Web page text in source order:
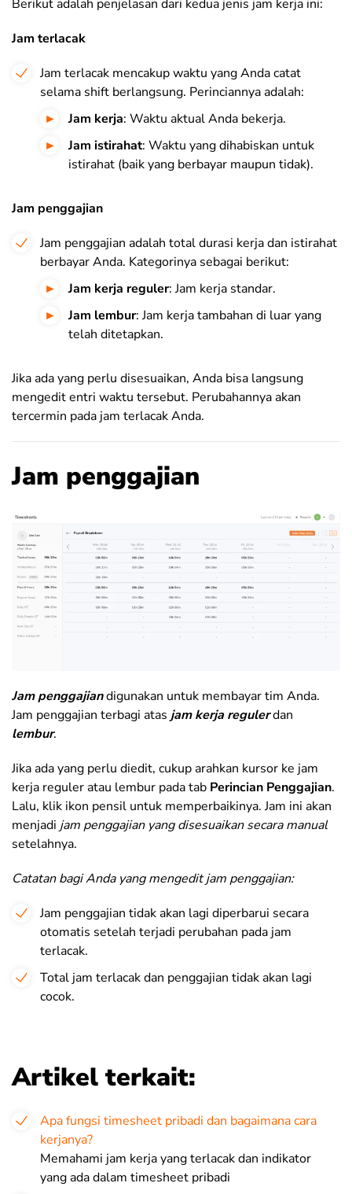
Berikut adalah penjelasan dari kedua jenis jam kerja ini:
Jam terlacak
Jam terlacak mencakup waktu yang Anda catat
selama shift berlangsung. Perinciannya adalah:
Jam kerja: Waktu aktual Anda bekerja.
Jam istirahat: Waktu yang dihabiskan untuk
istirahat (baik yang berbayar maupun tidak).
Jam penggajian
Jam penggajian adalah total durasi kerja dan istirahat
berbayar Anda. Kategorinya sebagai berikut:
Jam kerja reguler: Jam kerja standar.
Jam lembur: Jam kerja tambahan di luar yang
telah ditetapkan.
Jika ada yang perlu disesuaikan, Anda bisa langsung
mengedit entri waktu tersebut. Perubahannya akan
tercermin pada jam terlacak Anda.
Jam penggajian
Jam penggajiandigunakan untuk membayar tim Anda.
Jam penggajian terbagi atas jam kerja regulerdan
lembur.
Jika ada yang perlu diedit, cukup arahkan kursor ke jam
kerja reguler atau lembur pada tab Perincian Penggajian.
Lalu, klik ikon pensil untuk memperbaikinya. Jam ini akan
menjadi jam penggajian yang disesuaikan secara manual
setelahnya.
Catatan bagi Anda yang mengedit jam penggajian:
Jam penggajian tidak akan lagi diperbarui secara
otomatis setelah terjadi perubahan pada jam
terlacak.
Total jam terlacak dan penggajian tidak akan lagi
cocok.
Artikel terkait:
Apa fungsi timesheet pribadi dan bagaimana cara
kerjanya?
Memahami jam kerja yang terlacak dan indikator
yang ada dalam timesheet pribadi